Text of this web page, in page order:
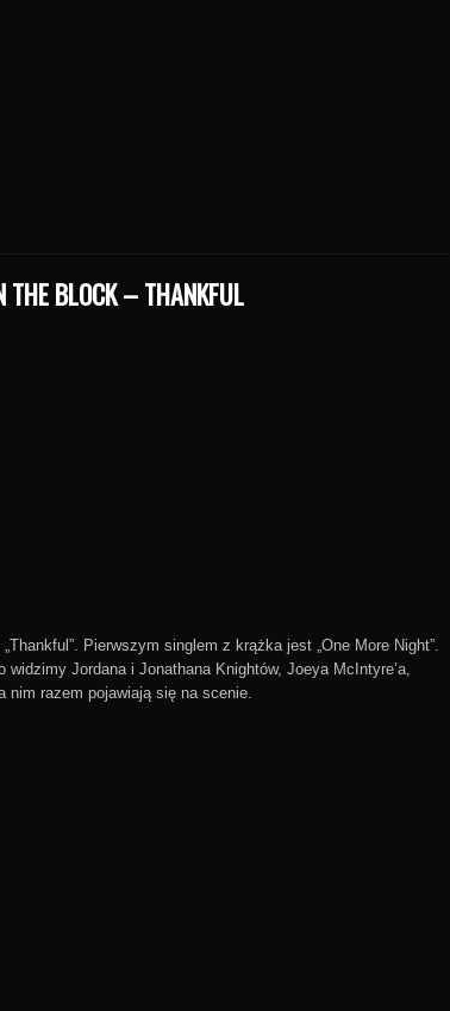
THE BLOCK – THANKFUL
Pierwszym singlem z krążka jest „One More Night”.
Jordana i Jonathana Knightów, Joeya McIntyre’a,
nim razem pojawiają się na scenie.